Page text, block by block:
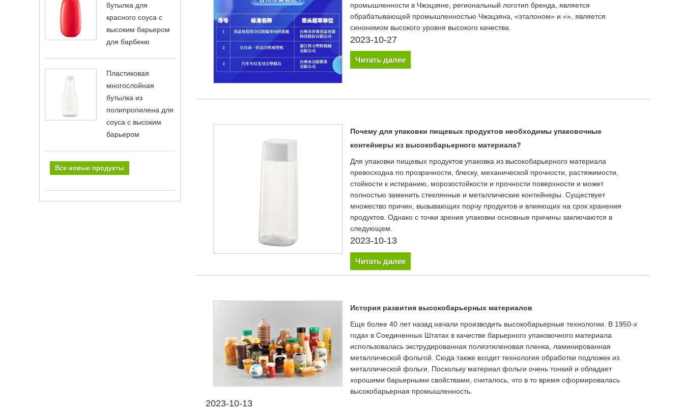
бутылка для
красного соуса с
высоким барьером
для барбекю
Пластиковая
многослойная
бутылка из
полипропилена для
соуса с высоким
барьером
Все новые продукты
промышленности в Чжэцзяне, региональный логотип бренда, является
обрабатывающей промышленностью Чжэцзяна, «эталоном» и «», является
синонимом высокого уровня высокого качества.
2023-10-27
Читать далее
Почему для упаковки пищевых продуктов необходимы упаковочные
контейнеры из высокобарьерного материала?
Для упаковки пищевых продуктов упаковка из высокобарьерного материала
превосходна по прозрачности, блеску, механической прочности, растяжимости,
стойкости к истиранию, морозостойкости и прочности поверхности и может
полностью заменить стеклянные и металлические контейнеры. Существует
множество причин, вызывающих порчу продуктов и влияющих на срок хранения
продуктов. Однако с точки зрения упаковки основные причины заключаются в
следующем.
2023-10-13
Читать далее
История развития высокобарьерных материалов
Еще более 40 лет назад начали производить высокобарьерные технологии. В 1950-х
годах в Соединенных Штатах в качестве барьерного упаковочного материала
использовалась экструдированная полиэтиленовая пленка, ламинированная
металлической фольгой. Сюда также входит технология обработки подложек из
металлической фольги. Поскольку материал фольги очень тонкий и обладает
хорошими барьерными свойствами, считалось, что в то время сформировалась
высокобарьерная промышленность.
2023-10-13